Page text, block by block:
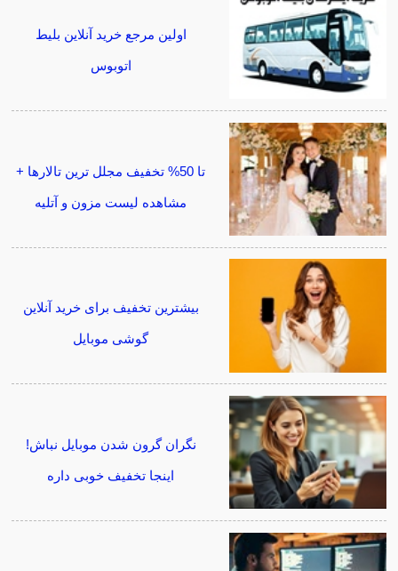
اولین مرجع خرید آنلاین بلیط
اتوبوس
تا 50% تخفیف مجلل ترین تالارها +
مشاهده لیست مزون و آتلیه
بیشترین تخفیف برای خرید آنلاین
گوشی موبایل
نگران گرون شدن موبایل نباش!
اینجا تخفیف خوبی داره